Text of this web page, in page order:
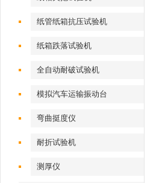
纸管纸箱抗压试验机
纸箱跌落试验机
全自动耐破试验机
模拟汽车运输振动台
弯曲挺度仪
耐折试验机
测厚仪